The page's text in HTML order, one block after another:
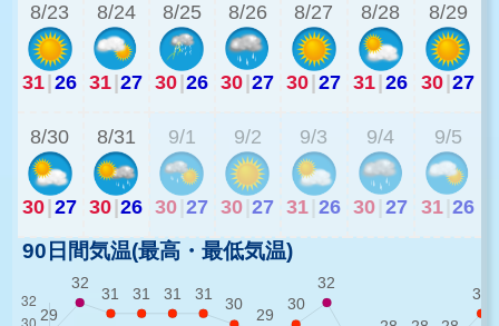
8/23
31 26
8/24
31 27
8/25
30 26
8/26
30 27
8/27
30 27
8/28
31 26
8/29
30 27
8/30
30 27
8/31
30 26
9/1
30 27
9/2
30 27
9/3
31 26
9/4
30 27
9/5
31 26
90日間気温(最高・最低気温)